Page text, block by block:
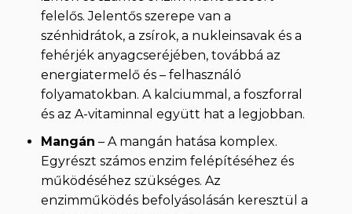
felelős. Jelentős szerepe van a
szénhidrátok, a zsírok, a nukleinsavak és a
fehérjék anyagcseréjében, továbbá az
energiatermelő és – felhasználó
folyamatokban. A kalciummal, a foszforral
és az A-vitaminnal együtt hat a legjobban.
Mangán – A mangán hatása komplex.
Egyrészt számos enzim felépítéséhez és
működéséhez szükséges. Az
enzimműködés befolyásolásán keresztül a